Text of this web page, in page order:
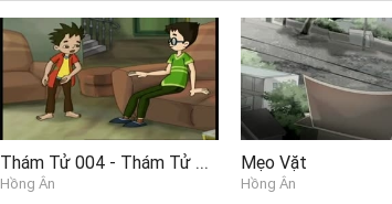
Thám Tử 004 - Thám Tử Là Ai
Hồng Ân
Mẹo Vặt
Hồng Ân